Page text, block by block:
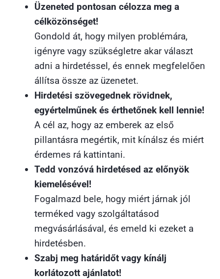
Üzeneted pontosan célozza meg a
célközönséget!
Gondold át, hogy milyen problémára,
igényre vagy szükségletre akar választ
adni a hirdetéssel, és ennek megfelelően
állítsa össze az üzenetet.
Hirdetési szövegednek rövidnek,
egyértelműnek és érthetőnek kell lennie!
A cél az, hogy az emberek az első
pillantásra megértik, mit kínálsz és miért
érdemes rá kattintani.
Tedd vonzóvá hirdetésed az előnyök
kiemelésével!
Fogalmazd bele, hogy miért járnak jól
terméked vagy szolgáltatásod
megvásárlásával, és emeld ki ezeket a
hirdetésben.
Szabj meg határidőt vagy kínálj
korlátozott ajánlatot!